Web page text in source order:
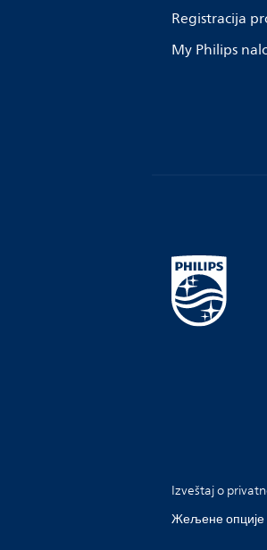
Registracija
My Philips
Izveštaj o
Жељене опције